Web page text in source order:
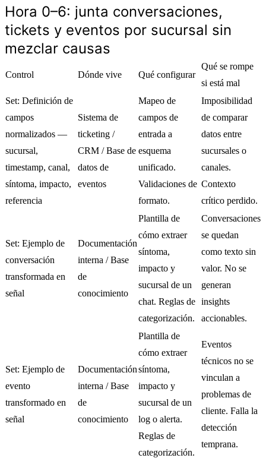
Hora 0–6: junta conversaciones,
tickets y eventos por sucursal sin
mezclar causas
Control Dónde vive Qué configurar
Qué se rompe
si está mal
Set: Definición de
campos
normalizados —
sucursal,
timestamp, canal,
síntoma, impacto,
referencia
Sistema de
ticketing /
CRM / Base de
datos de
eventos
Mapeo de
campos de
entrada a
esquema
unificado.
Validaciones de
formato.
Imposibilidad
de comparar
datos entre
sucursales o
canales.
Contexto
crítico perdido.
Set: Ejemplo de
conversación
transformada en
señal
Documentación
interna / Base
de
conocimiento
Plantilla de
cómo extraer
síntoma,
impacto y
sucursal de un
chat. Reglas de
categorización.
Conversaciones
se quedan
como texto sin
valor. No se
generan
insights
accionables.
Set: Ejemplo de
evento
transformado en
señal
Documentación
interna / Base
de
conocimiento
Plantilla de
cómo extraer
síntoma,
impacto y
sucursal de un
log o alerta.
Reglas de
categorización.
Eventos
técnicos no se
vinculan a
problemas de
cliente. Falla la
detección
temprana.